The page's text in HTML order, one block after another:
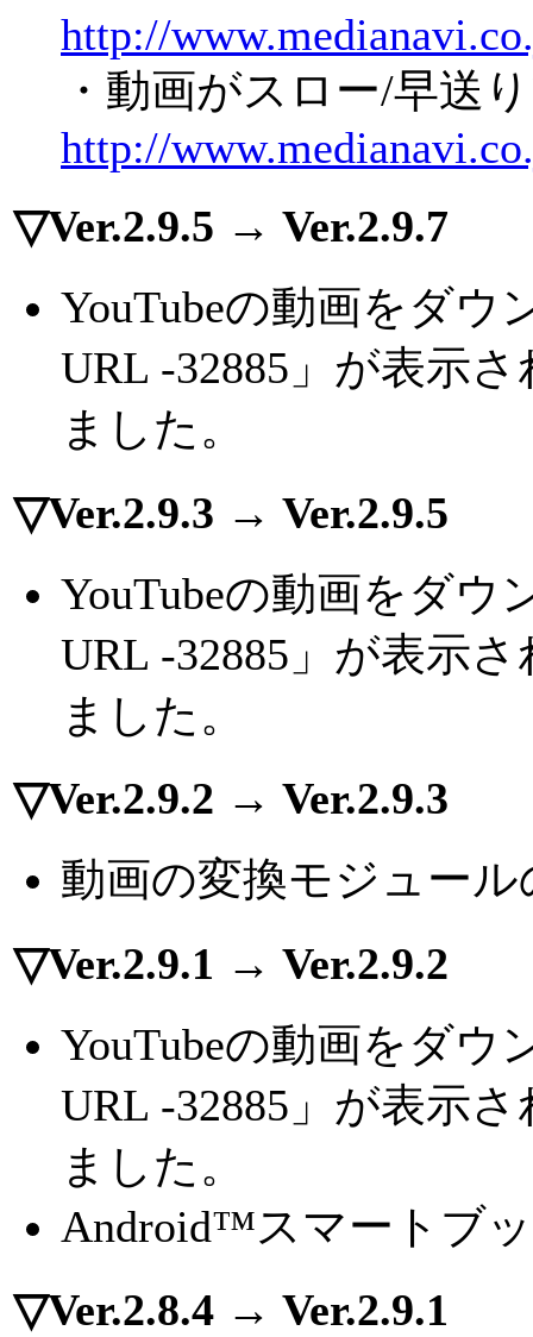
http://
・動画がスロー/早送
http://
▽Ver.2.9.5 → Ver.2.9.7
YouTubeの動画をダ
URL -32885」が表示
ました。
▽Ver.2.9.3 → Ver.2.9.5
YouTubeの動画をダ
URL -32885」が表示
ました。
▽Ver.2.9.2 → Ver.2.9.3
動画の変換モジュー
▽Ver.2.9.1 → Ver.2.9.2
YouTubeの動画をダ
URL -32885」が表示
ました。
Android™スマートブ
▽Ver.2.8.4 → Ver.2.9.1